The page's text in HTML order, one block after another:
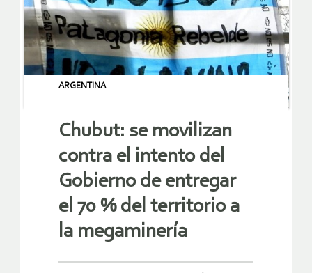
ARGENTINA
Chubut: se movilizan
contra el intento del
Gobierno de entregar
el 70 % del territorio a
la megaminería